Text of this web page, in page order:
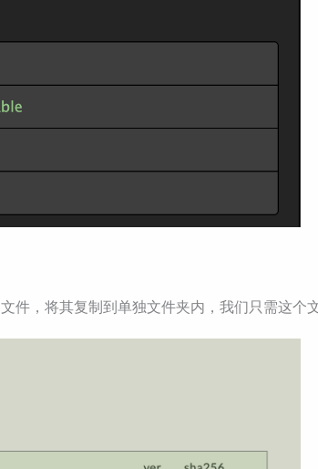
文件，将其复制到单独文件夹内，我们只需这个文